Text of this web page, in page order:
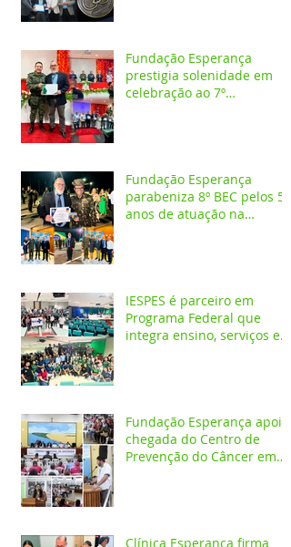
Fundação Esperança
prestigia solenidade em
celebração ao 7º
Fundação Esperança
parabeniza 8º BEC pelos 55
anos de atuação na
IESPES é parceiro em
Programa Federal que
integra ensino, serviços em
Fundação Esperança apoia
chegada do Centro de
Prevenção do Câncer em
Clínica Esperança firma